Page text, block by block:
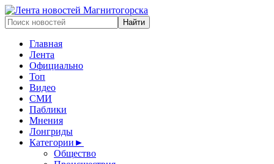
Главная
Лента
Официально
Топ
Видео
СМИ
Паблики
Мнения
Лонгриды
Категории ►
Общество